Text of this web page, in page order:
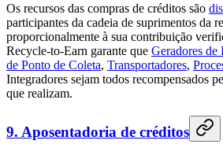
Os recursos das compras de créditos são
participantes da cadeia de suprimentos da
proporcionalmente à sua contribuição
Recycle-to-Earn garante que Geradores de
de Ponto de Coleta, Transportadores,
Integradores sejam todos recompensados
que realizam.
9. Aposentadoria de créditos